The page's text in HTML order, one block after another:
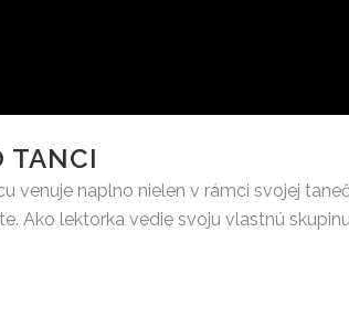
TANCI
venuje naplno nielen v rámci svojej
Ako lektorka vedie svoju vlastnú